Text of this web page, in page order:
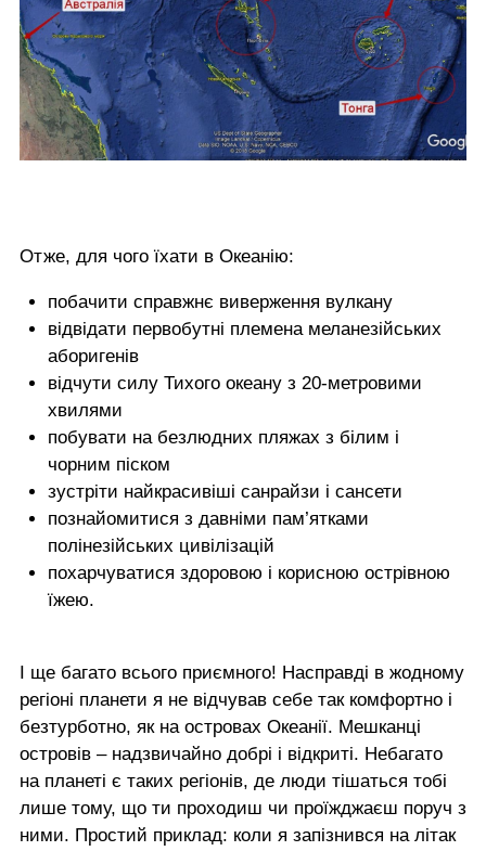
Отже, для чого їхати в Океанію:
побачити справжнє виверження вулкану
відвідати первобутні племена меланезійських
аборигенів
відчути силу Тихого океану з 20-метровими
хвилями
побувати на безлюдних пляжах з білим і
чорним піском
зустріти найкрасивіші санрайзи і сансети
познайомитися з давніми пам’ятками
полінезійських цивілізацій
похарчуватися здоровою і корисною острівною
їжею.
І ще багато всього приємного! Насправді в жодному
регіоні планети я не відчував себе так комфортно і
безтурботно, як на островах Океанії. Мешканці
островів – надзвичайно добрі і відкриті. Небагато
на планеті є таких регіонів, де люди тішаться тобі
лише тому, що ти проходиш чи проїжджаєш поруч з
ними. Простий приклад: коли я запізнився на літак